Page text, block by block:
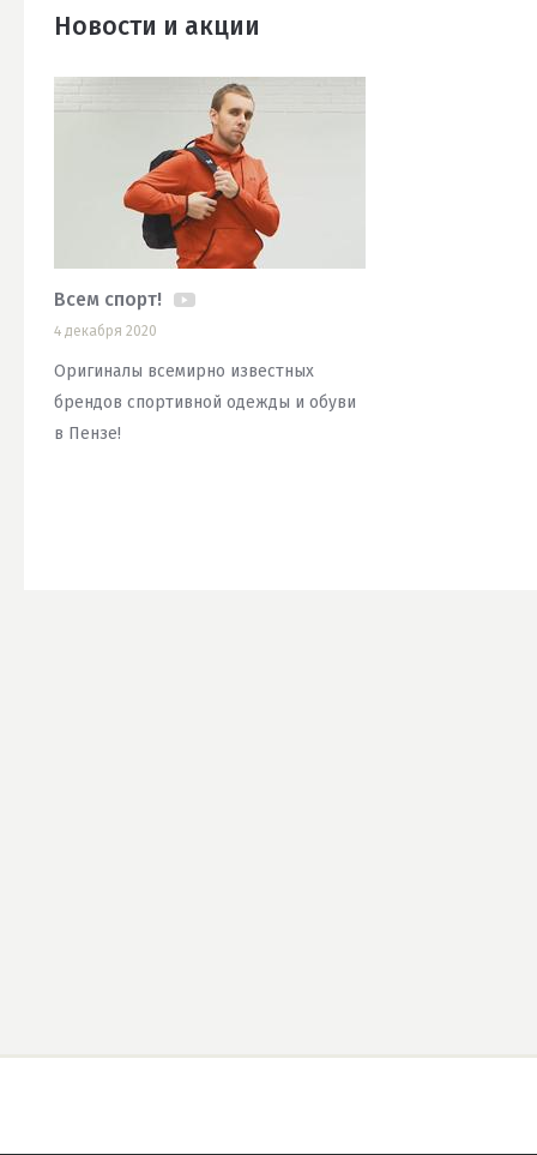
Новости и акции
Всем спорт!
4 декабря 2020
Оригиналы всемирно известных
брендов спортивной одежды и обуви
в Пензе!